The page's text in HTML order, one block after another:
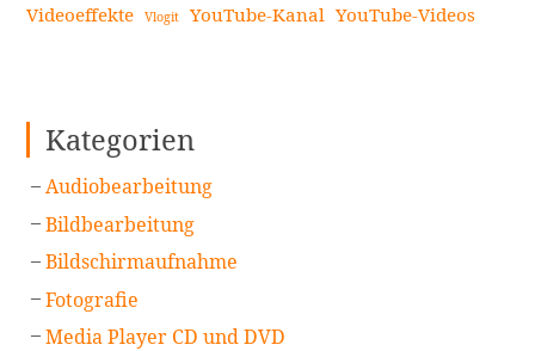
Videoeffekte Vlogit YouTube-Kanal YouTube-Videos
Kategorien
Audiobearbeitung
Bildbearbeitung
Bildschirmaufnahme
Fotografie
Media Player CD und DVD